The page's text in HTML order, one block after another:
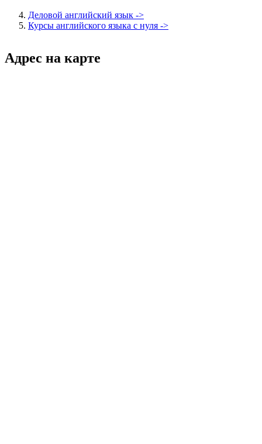
Деловой английский язык ->
Курсы английского языка с нуля ->
Адрес на карте